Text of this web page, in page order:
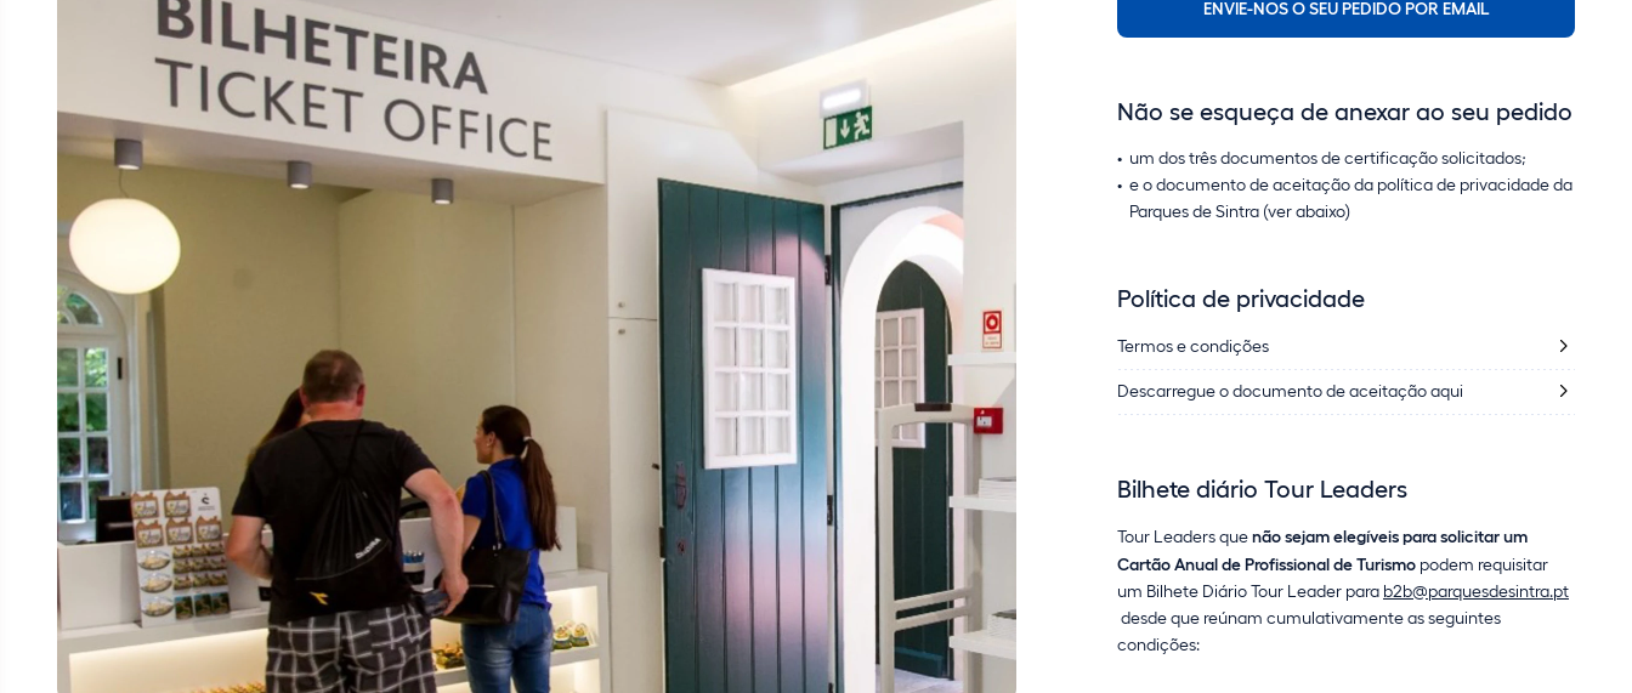
ENVIE-NOS O SEU PEDIDO POR EMAIL
Não se esqueça de anexar ao seu pedido
um dos três documentos de certificação solicitados;
e o documento de aceitação da política de privacidade da
Parques de Sintra (ver abaixo)
Política de privacidade
Termos e condições
Descarregue o documento de aceitação aqui
Bilhete diário Tour Leaders
Tour Leaders quenão sejam elegíveis para solicitar um
Cartão Anual de Profissional de Turismo podem requisitar
um Bilhete Diário Tour Leader para b2b@parquesdesintra.pt
desde que reúnam cumulativamente as seguintes
condições: